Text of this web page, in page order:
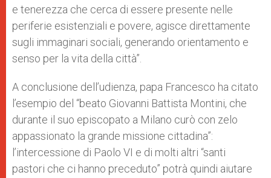
e tenerezza che cerca di essere presente nelle
periferie esistenziali e povere, agisce direttamente
sugli immaginari sociali, generando orientamento e
senso per la vita della città”.
A conclusione dell’udienza, papa Francesco ha citato
l’esempio del “beato Giovanni Battista Montini, che
durante il suo episcopato a Milano curò con zelo
appassionato la grande missione cittadina”:
l’intercessione di Paolo VI e di molti altri “santi
pastori che ci hanno preceduto” potrà quindi aiutare